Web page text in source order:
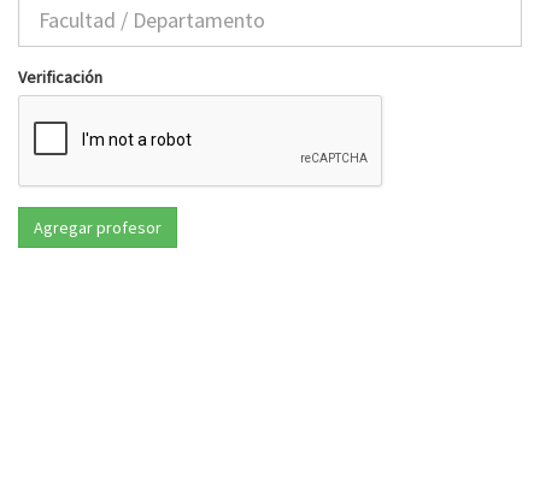
Verificación